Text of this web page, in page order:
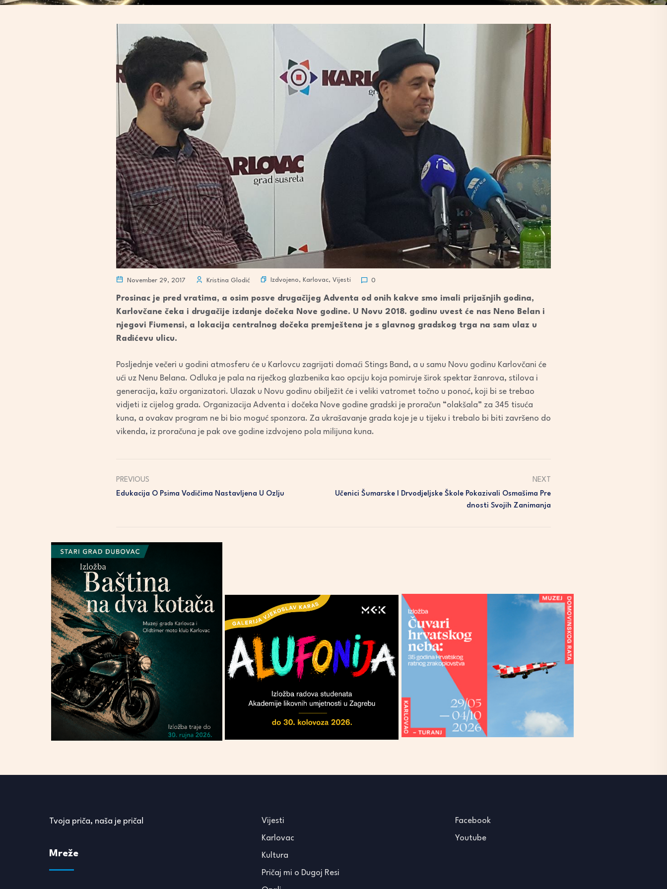
November 29, 2017 Kristina Glodić Izdvojeno, Karlovac, Vijesti 0
Prosinac je pred vratima, a osim posve drugačijeg Adventa od onih kakve smo imali prijašnjih godina,
Karlovčane čeka i drugačije izdanje dočeka Nove godine. U Novu 2018. godinu uvest će nas Neno Belan i
njegovi Fiumensi, a lokacija centralnog dočeka premještena je s glavnog gradskog trga na sam ulaz u
Radićevu ulicu.
Posljednje večeri u godini atmosferu će u Karlovcu zagrijati domaći Stings Band, a u samu Novu godinu Karlovčani će
ući uz Nenu Belana. Odluka je pala na riječkog glazbenika kao opciju koja pomiruje širok spektar žanrova, stilova i
generacija, kažu organizatori. Ulazak u Novu godinu obilježit će i veliki vatromet točno u ponoć, koji bi se trebao
vidjeti iz cijelog grada. Organizacija Adventa i dočeka Nove godine gradski je proračun “olakšala” za 345 tisuća
kuna, a ovakav program ne bi bio moguć sponzora. Za ukrašavanje grada koje je u tijeku i trebalo bi biti završeno do
vikenda, iz proračuna je pak ove godine izdvojeno pola milijuna kuna.
PREVIOUS
Edukacija O Psima Vodičima Nastavljena U Ozlju
NEXT
Učenici Šumarske I Drvodjeljske Škole Pokazivali Osmašima Pre
Dnosti Svojih Zanimanja
Tvoja priča, naša je priča!
Mreže
Vijesti
Karlovac
Kultura
Pričaj mi o Dugoj Resi
Facebook
Youtube